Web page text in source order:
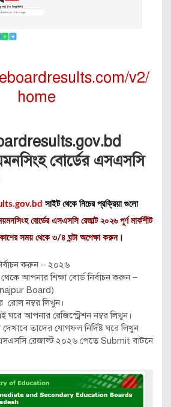
v2/
home
বোর্ডের এসএসসি
সাইট থেকে নিচের প্রক্রিয়া গুলো
বোর্ডের এসএসসি রেজাল্ট ২০২৬ পূর্ণ মার্কশীট
সময় থেকে ৩/৪ ঘন্টা অপেক্ষা করুন।
করুন – ২০২৬
আপনার শিক্ষা বোর্ড নির্বাচন করুন –
Board)
নম্বর লিখুন।
আপনার রেজিস্ট্রেশন নম্বর লিখুন।
তাদের যোগফল নির্দিষ্ট ঘরে লিখুন
রেজাল্ট ২০২৬ পেতে Submit বাটনে